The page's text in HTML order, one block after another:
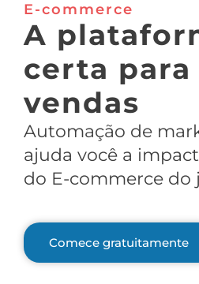
E-commerce
A
certa para
vendas
Automação de
ajuda você a
do E-commerce do
Comece gratuitamente